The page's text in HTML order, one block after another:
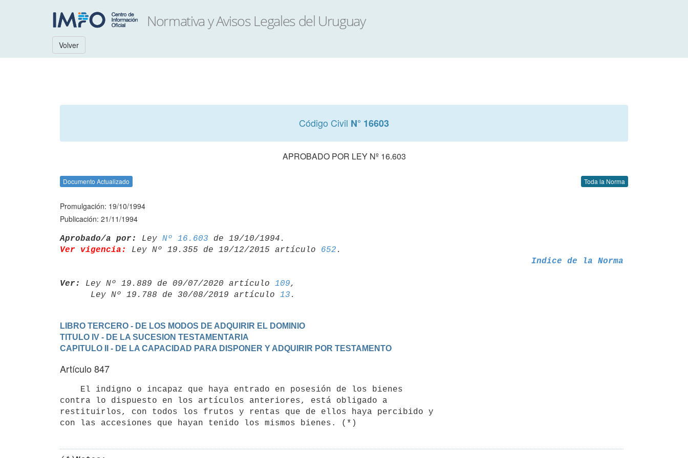
Volver
Código Civil N° 16603
APROBADO POR LEY Nº 16.603
Documento Actualizado Toda la Norma
Promulgación: 19/10/1994
Publicación: 21/11/1994
Aprobado/a por: Ley Nº 16.603
Ver vigencia:
Ley Nº 19.355 de 19/12/2015 artículo 652
Indice de la Norma
Ver: Ley Nº 19.889 de 09/07/2020 artículo 109,
      Ley Nº 19.788 de 30/08/2019 artículo
13
LIBRO TERCERO - DE LOS MODOS DE ADQUIRIR EL DOMINIO
TITULO IV - DE LA SUCESION TESTAMENTARIA
CAPITULO II - DE LA CAPACIDAD PARA DISPONER Y ADQUIRIR POR TESTAMENTO
Artículo 847
contra lo dispuesto en los artículos anteriores, está obligado a
restituirlos, con todos los frutos y rentas que de ellos haya percibido y